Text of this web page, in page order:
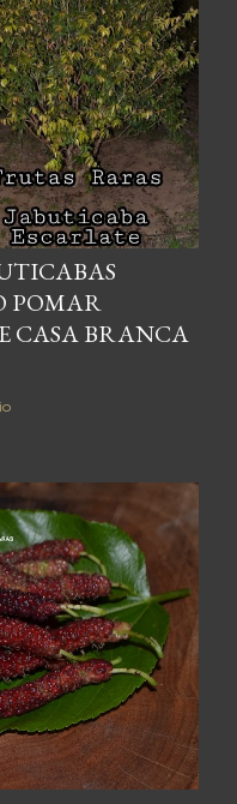
POMAR
CASA BRANCA